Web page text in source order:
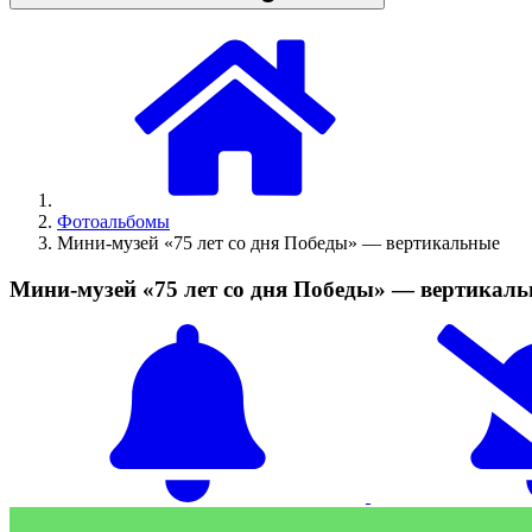
Фотоальбомы
Мини-музей «75 лет со дня Победы» — вертикальные
Мини-музей «75 лет со дня Победы» —